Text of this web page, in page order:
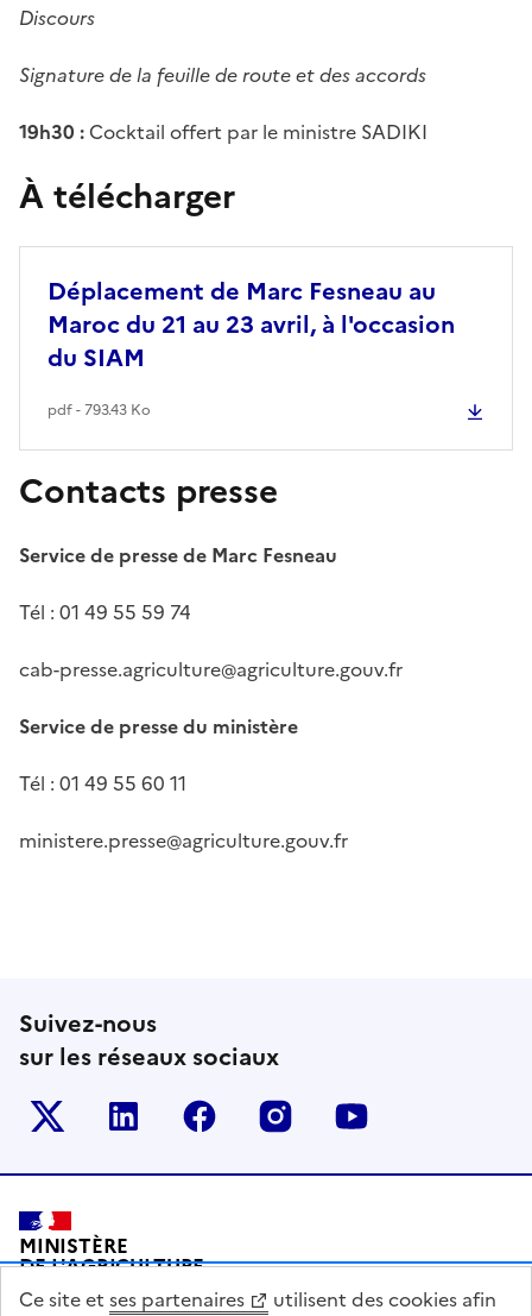
Discours
Signature de la feuille de route et des accords
19h30 : Cocktail offert par le ministre SADIKI
À télécharger
Déplacement de Marc Fesneau au
Maroc du 21 au 23 avril, à l'occasion
du SIAM
pdf - 793.43 Ko
Contacts presse
Service de presse de Marc Fesneau
Tél : 01 49 55 59 74
cab-presse.agriculture@agriculture.gouv.fr
Service de presse du ministère
Tél : 01 49 55 60 11
ministere.presse@agriculture.gouv.fr
Suivez-nous
sur les réseaux sociaux
Le ministère sur Twitter
Le ministère sur LinkedIn
Le ministère sur Facebook
Le ministère sur
Pied de page
MINISTÈRE
DE L'AGRICULTURE
DE L'AGRO-ALIMENTAIRE
ET DE LA SOUVERAINETÉ
Ce site et ses partenaires
utilisent des cookies afin